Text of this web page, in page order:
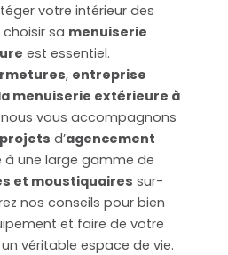
votre intérieur des
sa menuiserie
est essentiel.
, entreprise
menuiserie extérieure à
nous vous accompagnons
projets d’agencement
à une large gamme de
et moustiquaires sur-
nos conseils pour bien
et faire de votre
véritable espace de vie.